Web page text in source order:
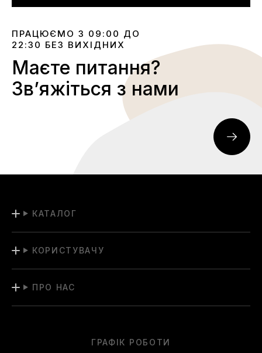
ПРАЦЮЄМО З 09:00 ДО
22:30 БЕЗ ВИХІДНИХ
Маєте питання?
Звʼяжіться з нами
КАТАЛОГ
КОРИСТУВАЧУ
ПРО НАС
ГРАФІК РОБОТИ